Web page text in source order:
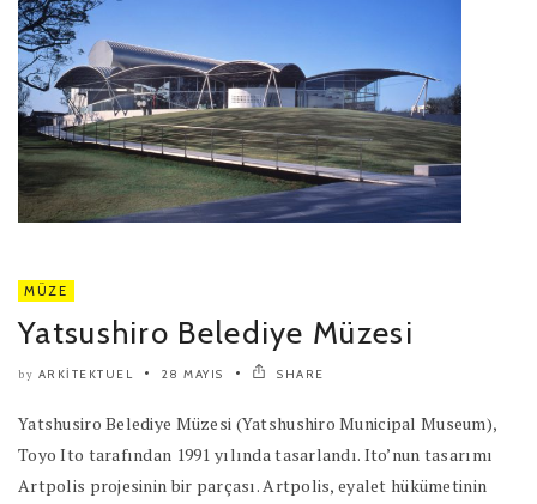
MÜZE
Yatsushiro Belediye Müzesi
by ARKITEKTUEL 28 MAYIS SHARE
Yatshusiro Belediye Müzesi (Yatshushiro Municipal Museum),
Toyo Ito tarafından 1991 yılında tasarlandı. Ito’nun tasarımı
Artpolis projesinin bir parçası. Artpolis, eyalet hükümetinin